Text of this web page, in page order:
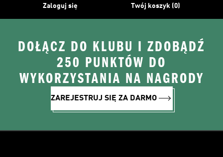
Zaloguj się Twój koszyk (0)
DOŁĄCZ DO KLUBU I ZDOBĄDŹ
250 PUNKTÓW DO
WYKORZYSTANIA NA NAGRODY
ZAREJESTRUJ SIĘ ZA DARMO